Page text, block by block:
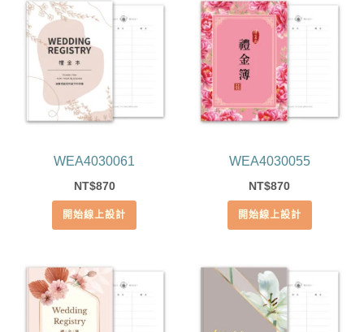
WEA4030061
NT$870
開始線上設計
WEA4030055
NT$870
開始線上設計